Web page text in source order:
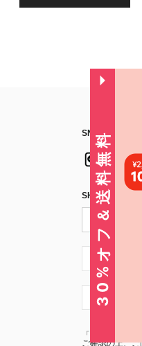
SNSフォローは
SHEIN STYLE
JP + 81
JP + 81
「SHEIN
ご確認の上、
30%オフ＆送料無料